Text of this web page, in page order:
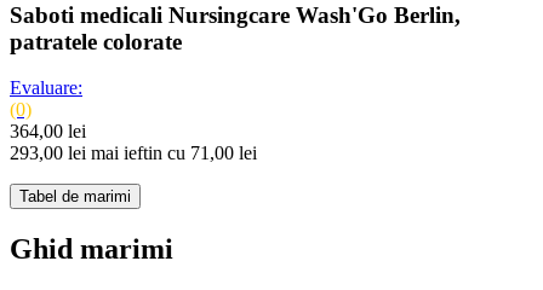
Saboti medicali Nursingcare Wash'Go Berlin,
patratele colorate
Evaluare:
(0)
364,00 lei
293,00 lei mai ieftin cu 71,00 lei
Tabel de marimi
Ghid marimi